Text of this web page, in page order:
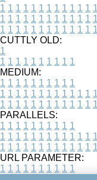
1 1 1 1 1 1 1 1 1 1 1 1 1
1 1 1 1 1 1 1 1 1 1 1 1 1
1 1 1 1 1 1 1 1 1 1 1 1 1
CUTTLY OLD:
1
1 1 1 1 1 1 1 1 1 1
MEDIUM:
1 1 1 1 1 1 1 1 1 1
1 1 1 1 1 1 1 1 1 1 1 1 1
1 1 1 1 1 1 1 1 1 1 1 1 1
PARALLELS:
1 1 1 1 1 1 1 1 1 1
1 1 1 1 1 1 1 1 1 1 1 1 1
1 1 1 1 1 1 1 1 1 1 1 1 1
URL PARAMETER:
1 1 1 1 1 1 1 1 1 1